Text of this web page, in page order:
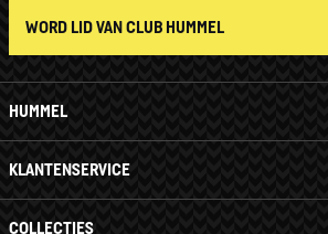
HUMMEL
KLANTENSERVICE
COLLECTIES
WORD LID VAN CLUB HUMMEL